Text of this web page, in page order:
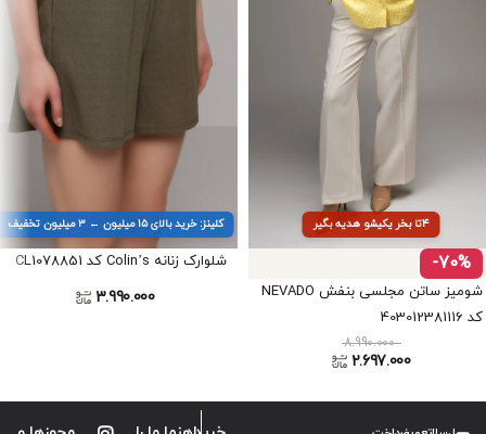
۴تا بخر یکیشو هدیه بگیر
-70%
شومیز ساتن مجلسی بنفش NEVADO
کد 403012381116
8.990.000
2.697.000
کلینز: خرید بالای ۱۵ میلیون ← ۳ میلیون تخفیف
شلوارک زنانه Colin’s کد CL1078851
3.990.000